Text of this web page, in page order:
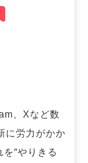
、Xなど数
に労力がかか
“やりきる